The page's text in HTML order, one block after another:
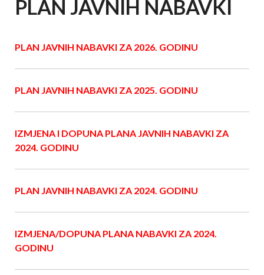
PLAN JAVNIH NABAVKI
PLAN JAVNIH NABAVKI ZA 2026. GODINU
PLAN JAVNIH NABAVKI ZA 2025. GODINU
IZMJENA I DOPUNA PLANA JAVNIH NABAVKI ZA
2024. GODINU
PLAN JAVNIH NABAVKI ZA 2024. GODINU
IZMJENA/DOPUNA PLANA NABAVKI ZA 2024.
GODINU